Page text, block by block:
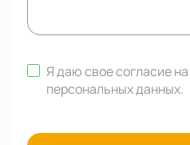
Я даю свое согласие на
персональных данных.